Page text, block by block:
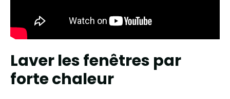
Laver les fenêtres par
forte chaleur